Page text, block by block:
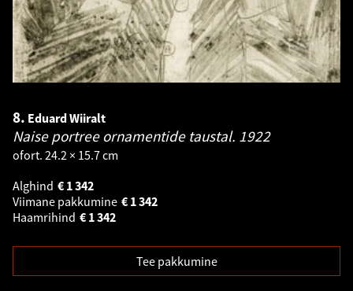
8. Eduard Wiiralt
Naise portree ornamentide taustal. 1922
ofort. 24.2 × 15.7 cm
Alghind
1 342
€
Viimane pakkumine
1 342
€
Haamrihind
1 342
€
Tee pakkumine